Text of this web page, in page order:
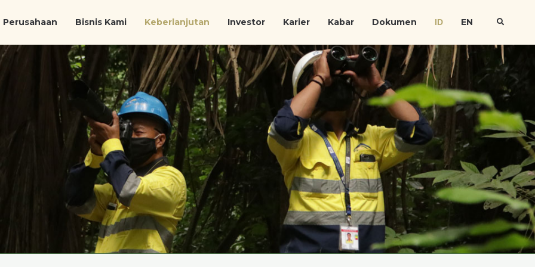
Perusahaan Bisnis Kami Keberlanjutan Investor Karier Kabar Dokumen ID EN